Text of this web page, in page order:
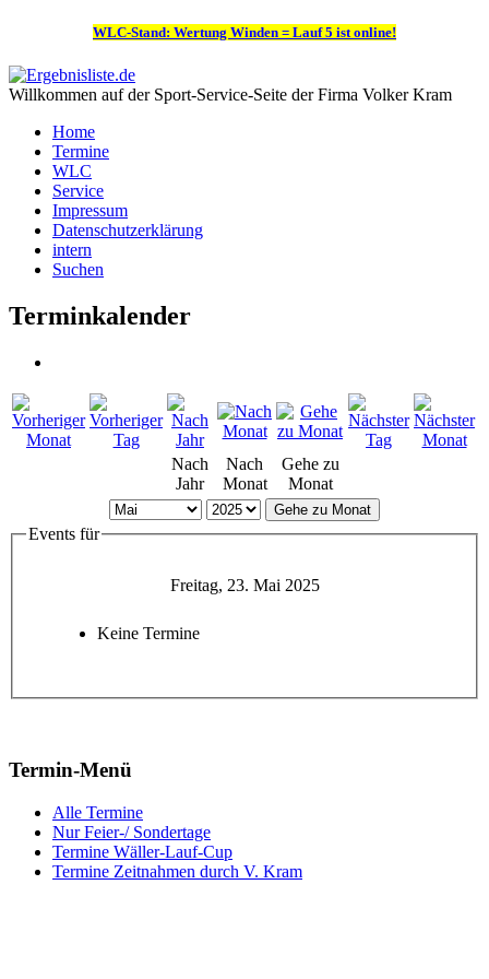
WLC-Stand: Wertung Winden = Lauf 5 ist online!
Willkommen auf der Sport-Service-Seite der Firma Volker Kram
Home
Termine
WLC
Service
Impressum
Datenschutzerklärung
intern
Suchen
Terminkalender
Nach
Jahr
Nach
Monat
Gehe zu
Monat
Gehe zu Monat
Events für
Freitag, 23. Mai 2025
Keine Termine
Termin-Menü
Alle Termine
Nur Feier-/ Sondertage
Termine Wäller-Lauf-Cup
Termine Zeitnahmen durch V. Kram